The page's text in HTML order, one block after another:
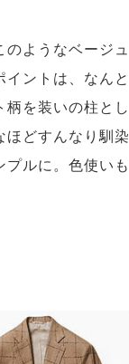
ようなベージュ
ントは、なんと
柄を装いの柱とし
ほどすんなり馴染
ルに。色使いも